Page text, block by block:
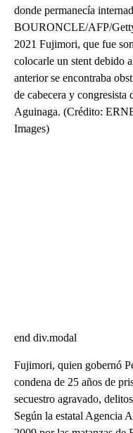
end div.modal
Fujimori, quien gobernó
condena de 25 años de
secuestro agravado,
Según la estatal Agencia